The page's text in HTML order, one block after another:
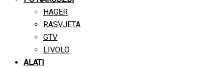
HAGER
RASVJETA
GTV
LIVOLO
ALATI